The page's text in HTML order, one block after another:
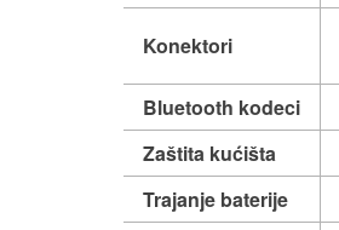
Konektori
Bluetooth kodeci
Zaštita kućišta
Trajanje baterije